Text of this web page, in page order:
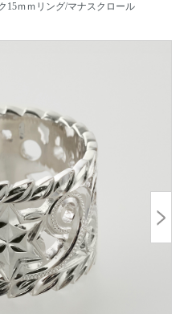
15ｍｍリング/マナスクロール